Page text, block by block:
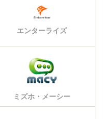
エンターライズ
ミズホ・メーシー